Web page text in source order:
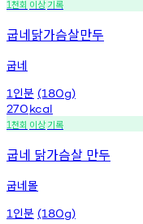
1천회 이상기록
굽네닭가슴살만두
굽네
1 인분 (180g)
270kcal
1천회 이상기록
굽네 닭가슴살 만두
굽네몰
1 인분 (180g)